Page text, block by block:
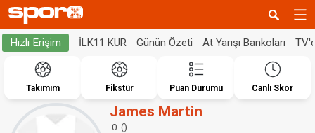
Hızlı Erişim İLK11 KUR Günün Özeti At Yarışı Bankoları
Takımım Fikstür Puan Durumu Canlı Skor
James Martin
.0. ()